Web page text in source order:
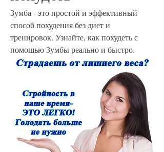
Зумба - это простой и эффективный
способ похудения без диет и
тренировок. Узнайте, как похудеть с
помощью Зумбы реально и быстро.